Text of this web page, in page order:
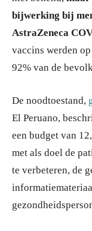
bijwerking bij
AstraZeneca
vaccins werden
92% van de
De noodtoestand,
El Peruano,
een budget van
met als doel de
te verbeteren, de